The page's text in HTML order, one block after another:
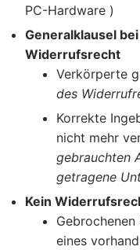
PC-Hardware )
Generalklausel
Widerrufsrecht
Verkörperte
des
Korrekte
nicht mehr
gebrauchten
getragene
Kein
eines